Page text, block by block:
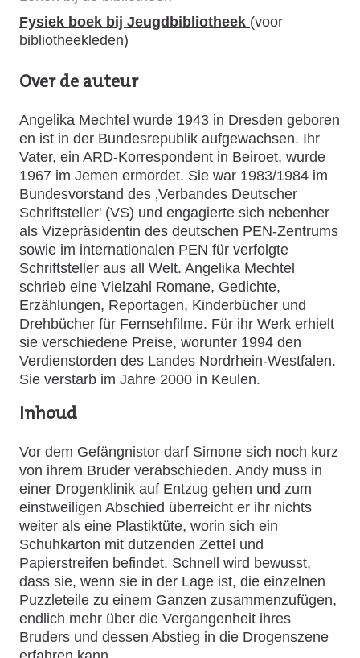
Fysiek boek bij Jeugdbibliotheek (voor
bibliotheekleden)
Over de auteur
Angelika Mechtel wurde 1943 in Dresden geboren
en ist in der Bundesrepublik aufgewachsen. Ihr
Vater, ein ARD-Korrespondent in Beiroet, wurde
1967 im Jemen ermordet. Sie war 1983/1984 im
Bundesvorstand des ‚Verbandes Deutscher
Schriftsteller' (VS) und engagierte sich nebenher
als Vizepräsidentin des deutschen PEN-Zentrums
sowie im internationalen PEN für verfolgte
Schriftsteller aus all Welt. Angelika Mechtel
schrieb eine Vielzahl Romane, Gedichte,
Erzählungen, Reportagen, Kinderbücher und
Drehbücher für Fernsehfilme. Für ihr Werk erhielt
sie verschiedene Preise, worunter 1994 den
Verdienstorden des Landes Nordrhein-Westfalen.
Sie verstarb im Jahre 2000 in Keulen.
Inhoud
Vor dem Gefängnistor darf Simone sich noch kurz
von ihrem Bruder verabschieden. Andy muss in
einer Drogenklinik auf Entzug gehen und zum
einstweiligen Abschied überreicht er ihr nichts
weiter als eine Plastiktüte, worin sich ein
Schuhkarton mit dutzenden Zettel und
Papierstreifen befindet. Schnell wird bewusst,
dass sie, wenn sie in der Lage ist, die einzelnen
Puzzleteile zu einem Ganzen zusammenzufügen,
endlich mehr über die Vergangenheit ihres
Bruders und dessen Abstieg in die Drogenszene